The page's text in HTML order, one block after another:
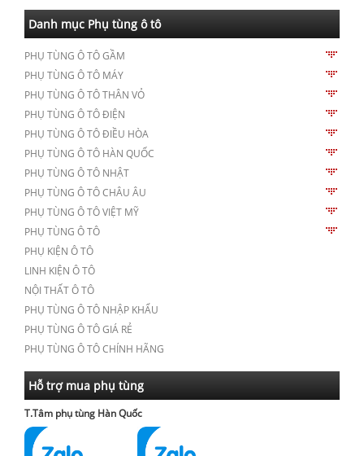
Danh mục Phụ tùng ô tô
PHỤ TÙNG Ô TÔ GẦM
PHỤ TÙNG Ô TÔ MÁY
PHỤ TÙNG Ô TÔ THÂN VỎ
PHỤ TÙNG Ô TÔ ĐIỆN
PHỤ TÙNG Ô TÔ ĐIỀU HÒA
PHỤ TÙNG Ô TÔ HÀN QUỐC
PHỤ TÙNG Ô TÔ NHẬT
PHỤ TÙNG Ô TÔ CHÂU ÂU
PHỤ TÙNG Ô TÔ VIỆT MỸ
PHỤ TÙNG Ô TÔ
PHỤ KIỆN Ô TÔ
LINH KIỆN Ô TÔ
NỘI THẤT Ô TÔ
PHỤ TÙNG Ô TÔ NHẬP KHẨU
PHỤ TÙNG Ô TÔ GIÁ RẺ
PHỤ TÙNG Ô TÔ CHÍNH HÃNG
Hỗ trợ mua phụ tùng
T.Tâm phụ tùng Hàn Quốc